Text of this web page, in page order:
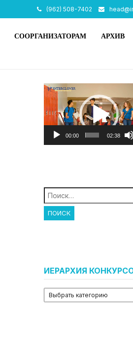
(962) 508-7402
СООРГАНИЗАТОРАМ АРХИВ
Видеоплеер
00:00 02:38
Найти:
ИЕРАРХИЯ